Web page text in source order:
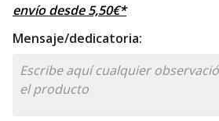
envío desde5,50€*
Mensaje/dedicatoria: